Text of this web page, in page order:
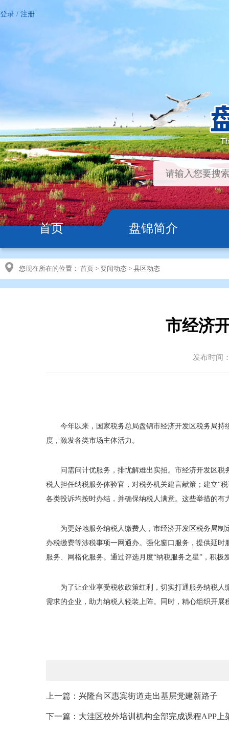
登录 / 注册
首页 盘锦简介
您现在所在的位置： 首页 > 要闻动态 > 县区动态
市经济
发布时间
今年以来，国家税务总局盘锦市经济开发区税务局持
度，激发各类市场主体活力。
问需问计优服务，排忧解难出实招。市经济开发区
税人担任纳税服务体验官，对税务机关建言献策；建立“
各类投诉均按时办结，并确保纳税人满意。这些举措的有
为更好地服务纳税人缴费人，市经济开发区税务局
办税缴费等涉税事项一网通办。强化窗口服务，提供延
服务、网格化服务。通过评选月度“纳税服务之星”，积
为了让企业享受税收政策红利，切实打通服务纳税人
需求的企业，助力纳税人轻装上阵。同时，精心组织开
上一篇：兴隆台区惠宾街道走出基层党建新路子
下一篇：大洼区校外培训机构全部完成课程APP上